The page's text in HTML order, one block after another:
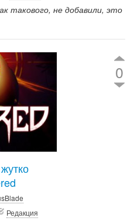
такового, не добавили, это
0
Редакция